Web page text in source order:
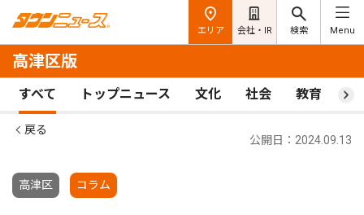
エリア 会社・IR 検索 Menu
高津区版
すべて トップニュース 文化 社会 教育 ス
戻る
高津区 コラム
公開日：2024.09.13